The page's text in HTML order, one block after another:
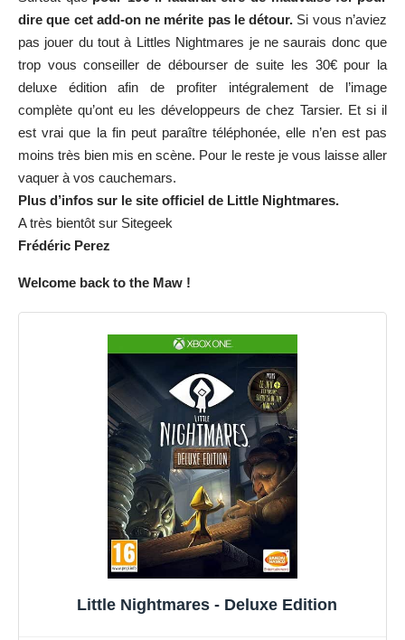
dire que cet add-on ne mérite pas le détour. Si vous n’aviez
pas jouer du tout à Littles Nightmares je ne saurais donc que
trop vous conseiller de débourser de suite les 30€ pour la
deluxe édition afin de profiter intégralement de l’image
complète qu’ont eu les développeurs de chez Tarsier. Et si il
est vrai que la fin peut paraître téléphonée, elle n’en est pas
moins très bien mis en scène. Pour le reste je vous laisse aller
vaquer à vos cauchemars.
Plus d’infos sur le site officiel de Little Nightmares.
A très bientôt sur Sitegeek
Frédéric Perez
Welcome back to the Maw !
Little Nightmares - Deluxe Edition